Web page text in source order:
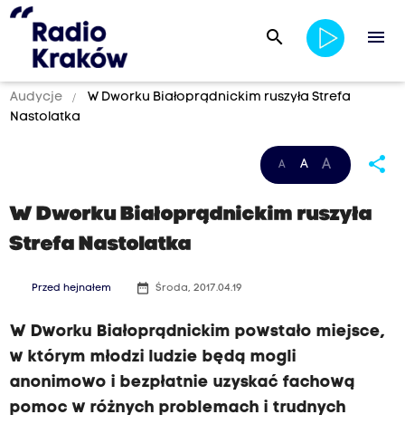
search menu
Audycje
W Dworku Białoprądnickim ruszyła Strefa
Nastolatka
A A A share
W Dworku Białoprądnickim ruszyła
Strefa Nastolatka
Przed hejnałem date_range Środa, 2017.04.19
W Dworku Białoprądnickim powstało miejsce,
w którym młodzi ludzie będą mogli
anonimowo i bezpłatnie uzyskać fachową
pomoc w różnych problemach i trudnych